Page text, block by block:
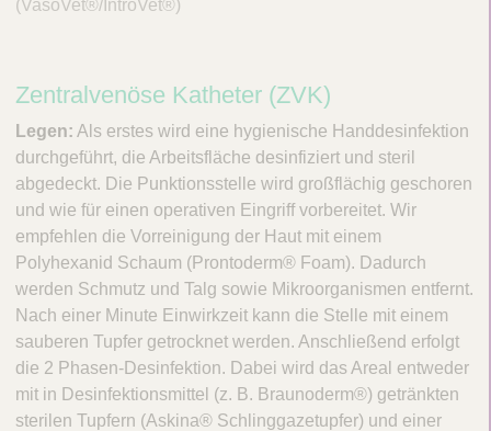
(VasoVet®/IntroVet®)
Zentralvenöse Katheter (ZVK)
Legen: Als erstes wird eine hygienische Handdesinfektion
durchgeführt, die Arbeitsfläche desinfiziert und steril
abgedeckt. Die Punktionsstelle wird großflächig geschoren
und wie für einen operativen Eingriff vorbereitet. Wir
empfehlen die Vorreinigung der Haut mit einem
Polyhexanid Schaum (Prontoderm® Foam). Dadurch
werden Schmutz und Talg sowie Mikroorganismen entfernt.
Nach einer Minute Einwirkzeit kann die Stelle mit einem
sauberen Tupfer getrocknet werden. Anschließend erfolgt
die 2 Phasen-Desinfektion. Dabei wird das Areal entweder
mit in Desinfektionsmittel (z. B. Braunoderm®) getränkten
sterilen Tupfern (Askina® Schlinggazetupfer) und einer